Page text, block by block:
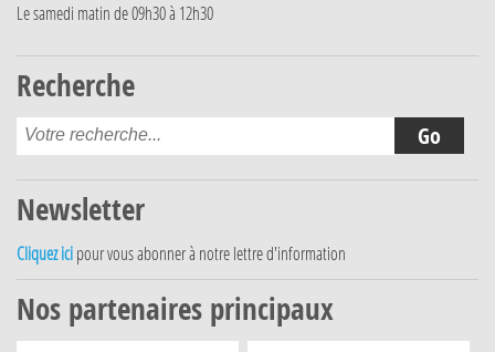
Le samedi matin de 09h30 à 12h30
Recherche
Newsletter
Cliquez ici pour vous abonner à notre lettre d'information
Nos partenaires principaux